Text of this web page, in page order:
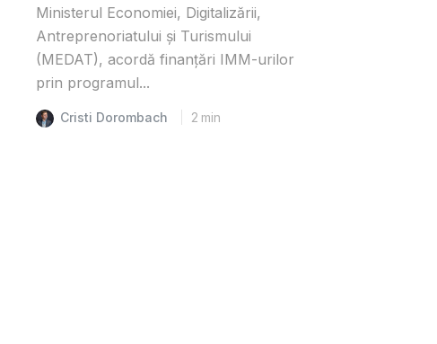
Ministerul Economiei, Digitalizării,
Antreprenoriatului și Turismului
(MEDAT), acordă finanțări IMM-urilor
prin programul...
Cristi Dorombach 2 min